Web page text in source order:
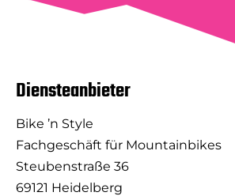
Diensteanbieter
Bike ’n Style
Fachgeschäft für Mountainbikes
Steubenstraße 36
69121 Heidelberg